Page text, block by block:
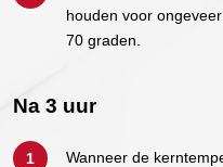
houden voor
70 graden.
Na 3 uur
Wanneer de